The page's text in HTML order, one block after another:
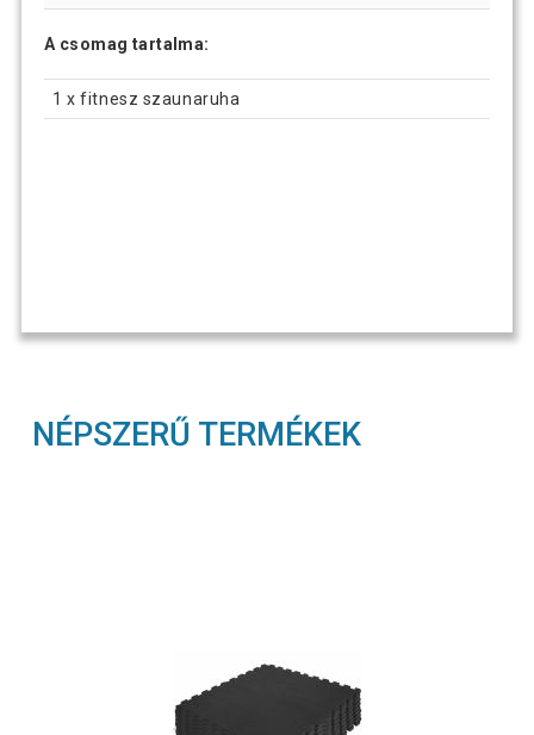
A csomag tartalma:
1 x fitnesz szaunaruha
NÉPSZERŰ TERMÉKEK